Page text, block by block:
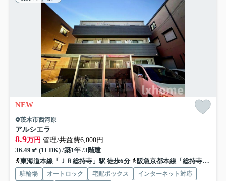
NEW
茨木市西河原
アルシエラ
8.9万円 管理/共益費6,000円
36.49㎡ (1LDK) /築1年 /3階建
東海道本線「ＪＲ総持寺」駅 徒歩6分
阪急京都本線「総持寺」駅 徒歩12分
駐輪場 オートロック 宅配ボックス
インターネット対応